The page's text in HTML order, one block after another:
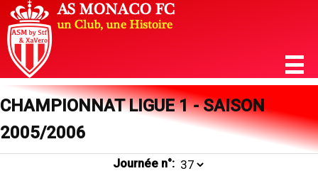
CHAMPIONNAT LIGUE 1 - SAISON
2005/2006
Journée n°: